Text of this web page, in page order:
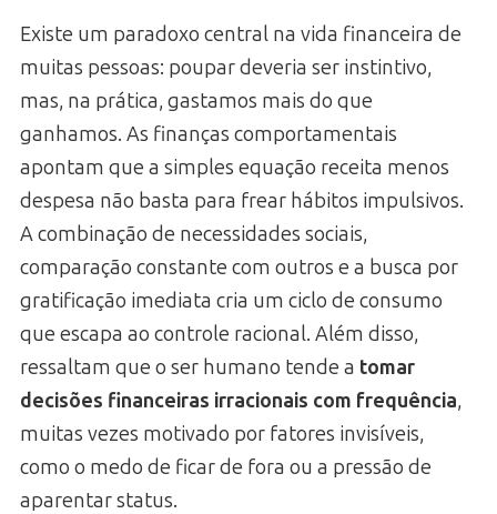
Existe um paradoxo central na vida financeira de
muitas pessoas: poupar deveria ser instintivo,
mas, na prática, gastamos mais do que
ganhamos. As finanças comportamentais
apontam que a simples equação receita menos
despesa não basta para frear hábitos impulsivos.
A combinação de necessidades sociais,
comparação constante com outros e a busca por
gratificação imediata cria um ciclo de consumo
que escapa ao controle racional. Além disso,
ressaltam que o ser humano tende a tomar
decisões financeiras irracionais com frequência,
muitas vezes motivado por fatores invisíveis,
como o medo de ficar de fora ou a pressão de
aparentar status.